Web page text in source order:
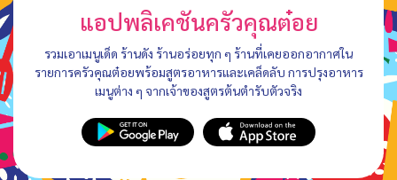
แอปพลิเคชันครัวคุณต๋อย
รวมเอาเมนูเด็ด ร้านดัง ร้านอร่อยทุก ๆ ร้านที่เคยออกอากาศใน
รายการครัวคุณต๋อยพร้อมสูตรอาหารและเคล็ดลับ การปรุงอาหาร
เมนูต่าง ๆ จากเจ้าของสูตรต้นตำรับตัวจริง